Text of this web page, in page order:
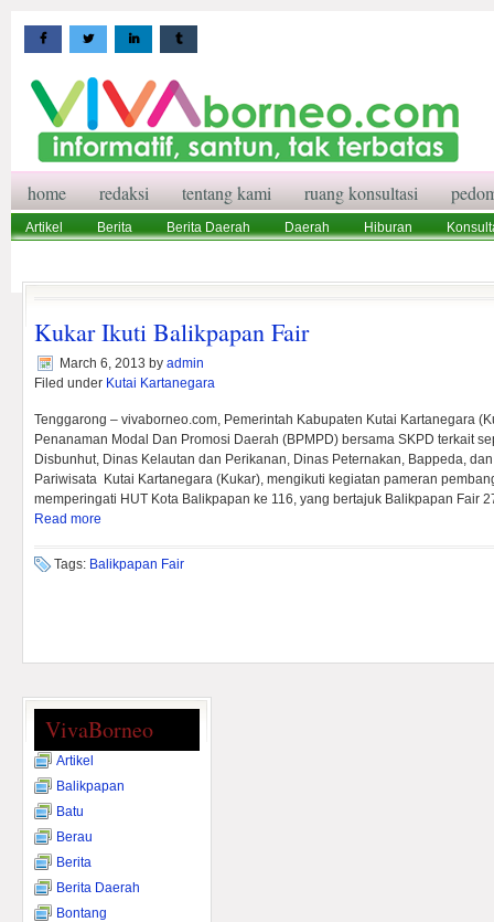
home redaksi tentang kami ruang konsultasi
Artikel Berita Berita Daerah Daerah Hiburan
Kukar Ikuti Balikpapan Fair
March 6, 2013 by admin
Filed under Kutai Kartanegara
Tenggarong – vivaborneo.com, Pemerintah Kabupaten Kutai Kartanegara
Penanaman Modal Dan Promosi Daerah (BPMPD) bersama SKPD terkait
Disbunhut, Dinas Kelautan dan Perikanan, Dinas Peternakan, Bappeda,
Pariwisata Kutai Kartanegara (Kukar), mengikuti kegiatan pameran
memperingati HUT Kota Balikpapan ke 116, yang bertajuk Balikpapan Fair
Read more
Tags: Balikpapan Fair
VivaBorneo
Artikel
Balikpapan
Batu
Berau
Berita
Berita Daerah
Bontang